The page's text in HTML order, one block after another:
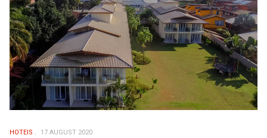
HOTEIS 17 AUGUST 2020